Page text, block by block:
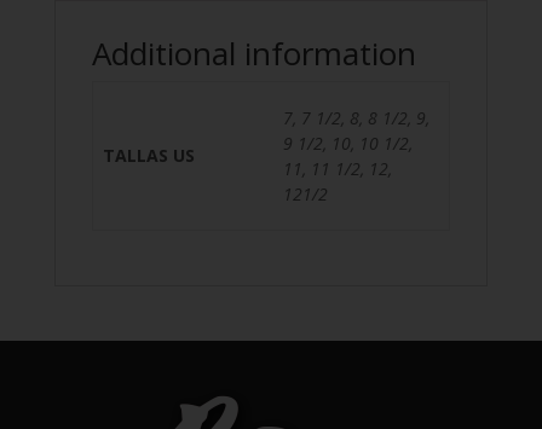
Additional information
TALLAS US
7, 7 1/2, 8, 8 1/2, 9,
9 1/2, 10, 10 1/2,
11, 11 1/2, 12,
121/2